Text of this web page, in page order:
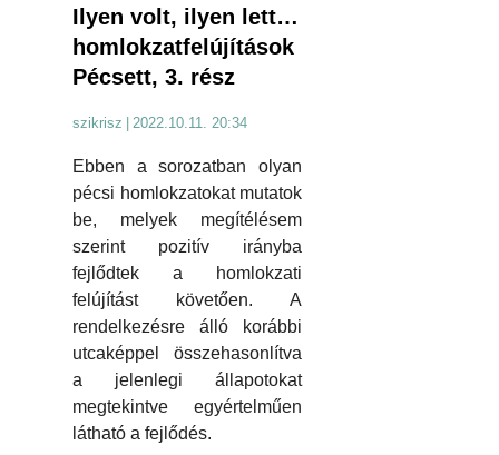
Ilyen volt, ilyen lett…
homlokzatfelújítások
Pécsett, 3. rész
szikrisz 2022.10.11. 20:34
Ebben a sorozatban olyan
pécsi homlokzatokat mutatok
be, melyek megítélésem
szerint pozitív irányba
fejlődtek a homlokzati
felújítást követően. A
rendelkezésre álló korábbi
utcaképpel összehasonlítva
a jelenlegi állapotokat
megtekintve egyértelműen
látható a fejlődés.